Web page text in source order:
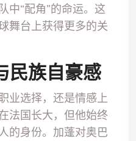
中“配角”的命运。这
舞台上获得更多的关
民族自豪感
业选择，还是情感上
法国长大，但他始终
的身份。加蓬对奥巴